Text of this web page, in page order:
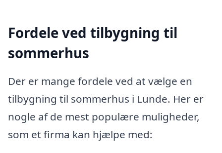
Fordele ved tilbygning til
sommerhus
Der er mange fordele ved at vælge en
tilbygning til sommerhus i Lunde. Her er
nogle af de mest populære muligheder,
som et firma kan hjælpe med: